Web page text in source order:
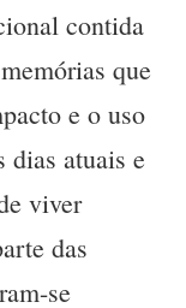
contida
que
e o uso
dias atuais e
viver
das
se